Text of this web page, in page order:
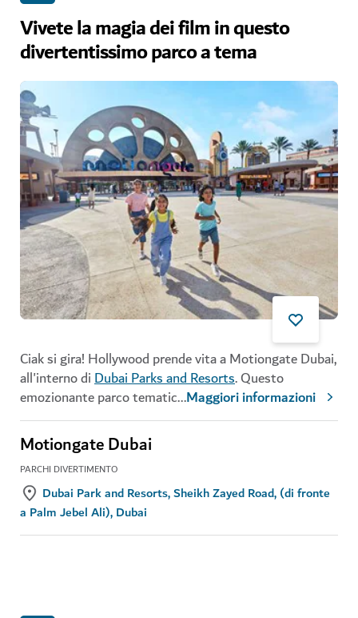
Vivete la magia dei film in questo
divertentissimo parco a tema
Ciak si gira! Hollywood prende vita a Motiongate Dubai,
all'interno diDubai Parks and Resorts. Questo
emozionante parco tematic...Maggiori informazioni
Motiongate Dubai
PARCHI DIVERTIMENTO
Dubai Park and Resorts, Sheikh Zayed Road, (di fronte
a Palm Jebel Ali), Dubai